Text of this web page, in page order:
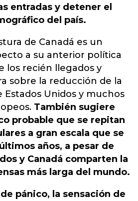
entradas y detener el
del país.
de Canadá es un
a su anterior política
los recién llegados y
sobre la reducción de la
Estados Unidos y muchos
También sugiere
probable que se repitan
a gran escala que se
años, a pesar de
y Canadá comparten la
más larga del mundo.
pánico, la sensación de